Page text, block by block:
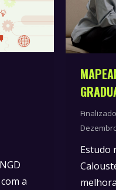
a
Finalizado
Estudo